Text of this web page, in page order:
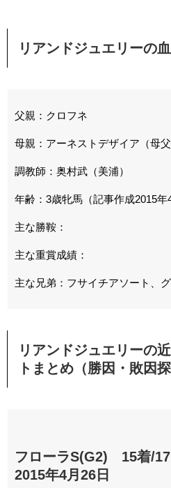
リアンドジュエリーの
父親：クロフネ
母親：アーネストデザイア（母
調教師：奥村武（美浦）
年齢：3歳牝馬（記事作成2015年
主な勝鞍：
主な重賞成績：
主な兄弟：フサイチアソート、
リアンドジュエリーの
トまとめ（勝因・敗因探
フローラS(G2) 15着/17
2015年4月26日